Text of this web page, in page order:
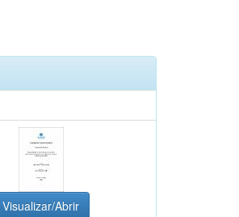
Visualizar/Abrir